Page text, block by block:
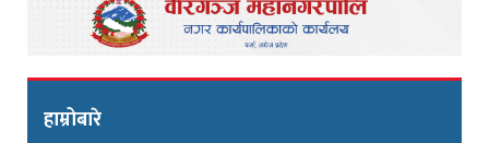
हाम्रोबारे